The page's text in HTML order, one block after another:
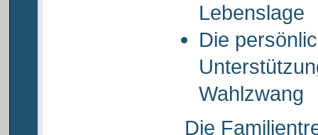
Lebenslage
Die
Wahlzwang
Die